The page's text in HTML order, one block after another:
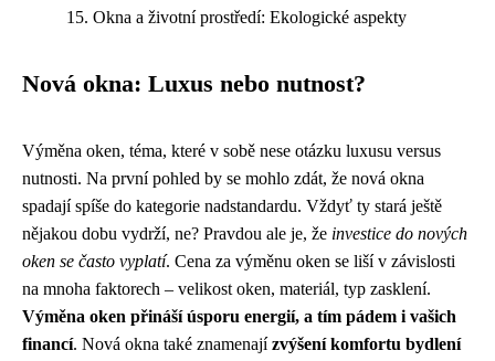
Okna a životní prostředí: Ekologické aspekty
Nová okna: Luxus nebo nutnost?
Výměna oken, téma, které v sobě nese otázku luxusu versus
nutnosti. Na první pohled by se mohlo zdát, že nová okna
spadají spíše do kategorie nadstandardu. Vždyť ty stará ještě
nějakou dobu vydrží, ne? Pravdou ale je, že investice do nových
oken se často vyplatí. Cena za výměnu oken se liší v závislosti
na mnoha faktorech – velikost oken, materiál, typ zasklení.
Výměna oken přináší úsporu energií, a tím pádem i vašich
financí. Nová okna také znamenajízvýšení komfortu bydlení